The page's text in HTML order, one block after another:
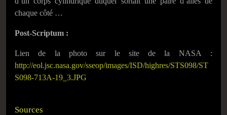
chaque côté …
Post-Scriptum :
Lien de la photo sur le site de la NASA :
http://eol.jsc.nasa.gov/sseop/images/ISD/highres/STS098/ST
S098-713A-19_3.JPG
Sources